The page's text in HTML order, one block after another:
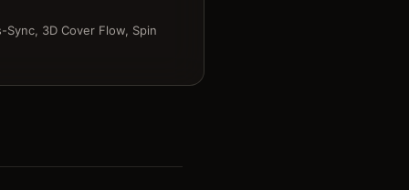
3D Cover Flow, Spin